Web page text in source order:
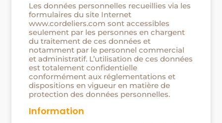
Les données personnelles recueillies via les
formulaires du site Internet
www.cordeliers.com sont accessibles
seulement par les personnes en chargent
du traitement de ces données et
notamment par le personnel commercial
et administratif. L’utilisation de ces données
est totalement confidentielle
conformément aux réglementations et
dispositions en vigueur en matière de
protection des données personnelles.
Information